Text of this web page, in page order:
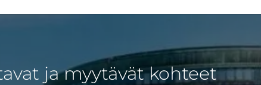
ja myytävät kohteet